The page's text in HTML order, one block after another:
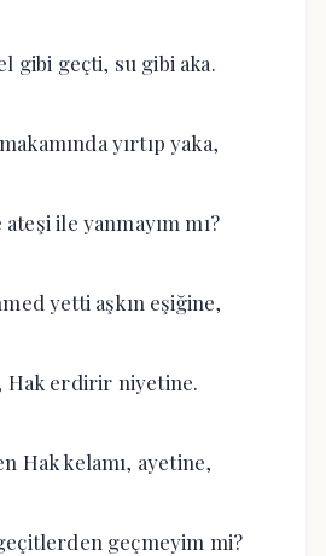
gibi geçti, su gibi aka.
yırtıp yaka,
ile yanmayım mı?
yetti aşkın eşiğine,
Hak erdirir niyetine.
Hak kelamı, ayetine,
geçmeyim mi?